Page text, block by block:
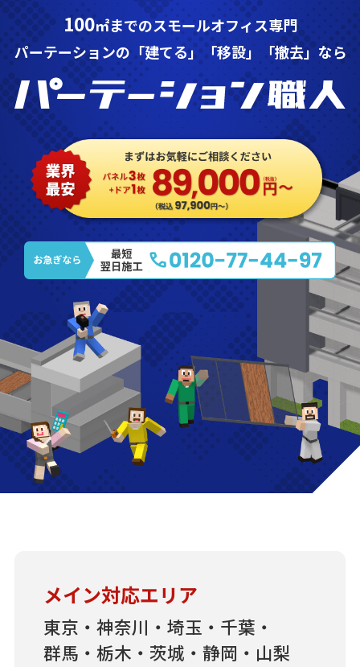
100㎡までのスモールオフィス専門
パーテーションの「建てる」「移設」「撤去」なら
メイン対応エリア
東京・神奈川・埼玉・千葉・
群馬・栃木・茨城・静岡・山梨